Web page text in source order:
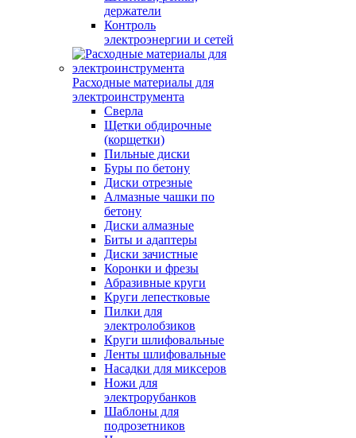
держатели
Контроль
электроэнергии и сетей
Расходные материалы для
электроинструмента
Сверла
Щетки обдирочные
(корщетки)
Пильные диски
Буры по бетону
Диски отрезные
Алмазные чашки по
бетону
Диски алмазные
Биты и адаптеры
Диски зачистные
Коронки и фрезы
Абразивные круги
Круги лепестковые
Пилки для
электролобзиков
Круги шлифовальные
Ленты шлифовальные
Насадки для миксеров
Ножи для
электрорубанков
Шаблоны для
подрозетников